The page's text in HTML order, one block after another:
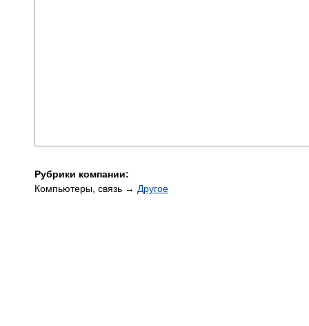
Рубрики компании:
Компьютеры, связь → Другое